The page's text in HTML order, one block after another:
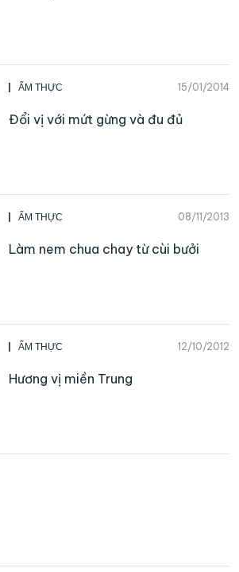
ẨM THỰC 15/01/2014
Đổi vị với mứt gừng và đu đủ
ẨM THỰC 08/11/2013
Làm nem chua chay từ cùi bưởi
ẨM THỰC 12/10/2012
Hương vị miền Trung